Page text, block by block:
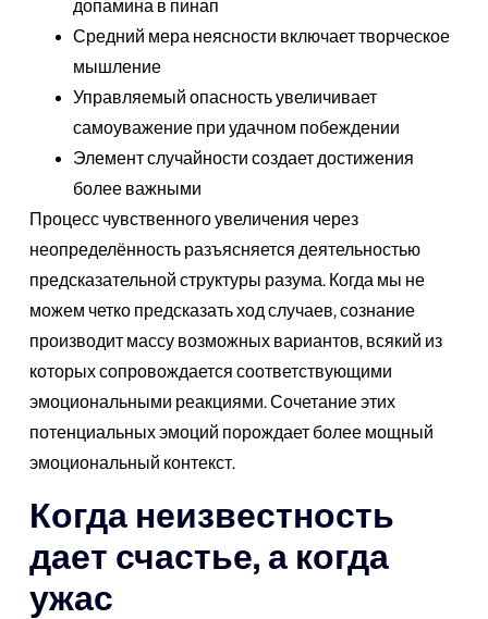
допамина в пинап
Средний мера неясности включает творческое
мышление
Управляемый опасность увеличивает
самоуважение при удачном побеждении
Элемент случайности создает достижения
более важными
Процесс чувственного увеличения через
неопределённость разъясняется деятельностью
предсказательной структуры разума. Когда мы не
можем четко предсказать ход случаев, сознание
производит массу возможных вариантов, всякий из
которых сопровождается соответствующими
эмоциональными реакциями. Сочетание этих
потенциальных эмоций порождает более мощный
эмоциональный контекст.
Когда неизвестность
дает счастье, а когда
ужас